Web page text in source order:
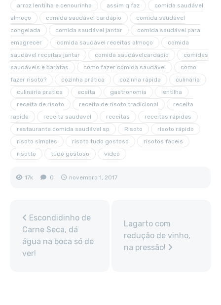
arroz lentilha e cenourinha
assim q faz
comida saudável
almoço
comida saudável cardápio
comida saudável
congelada
comida saudável jantar
comida saudável para
emagrecer
comida saudável receitas almoço
comida
saudável receitas jantar
comida saudávelcardápio
comidas
saudáveis e baratas
como fazer comida saudável
como
fazer risoto?
cozinha prática cozinha rápida
culinária
culinária pratica
eceita gastronomia
lentilha
receita de risoto
receita de risoto tradicional
receita
rapida
receita saudavel receitas
receitas rápidas
restaurante comida saudável sp
Risoto
risoto rápido
risoto simples
risoto tudo gostoso
risotos fáceis
risotto
tudo gostoso video
17k 0 novembro 1, 2017
Escondidinho de
Carne Seca, dá
água na boca só de
ver!
Lagarto com
redução de vinho,
na pressão!